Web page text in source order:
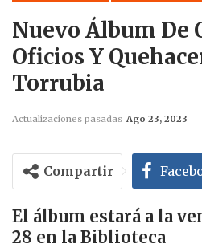
Nuevo Álbum De
Oficios Y
Torrubia
Actualizaciones pasadas Ago 23, 2023
Compartir
El álbum estará a la
28 en la Biblioteca